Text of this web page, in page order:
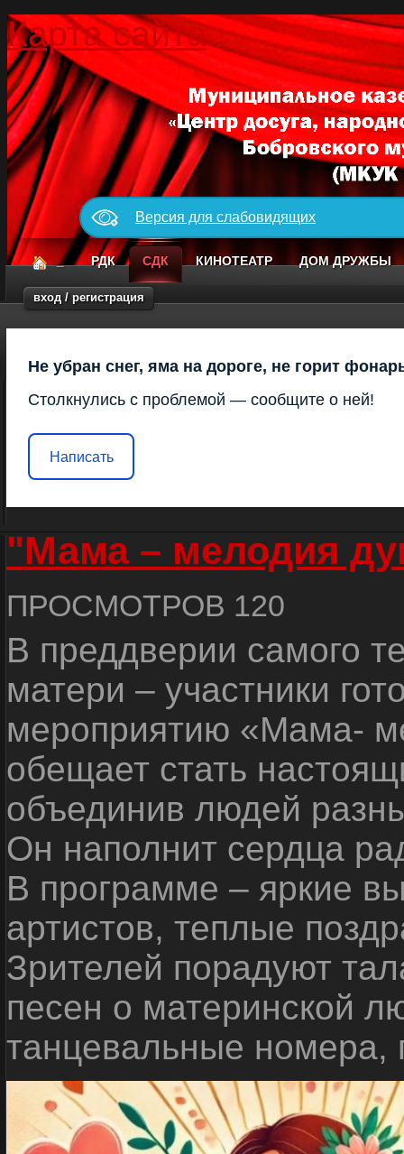
Карта сайта
Версия для слабовидящих
_ РДК СДК КИНОТЕАТР ДОМ ДРУЖБЫ
вход / регистрация
Не убран снег, яма на дороге, не горит
Столкнулись с проблемой — сообщите о ней!
Написать
"Мама – мелодия
ПРОСМОТРОВ 120
В преддверии самого
матери – участники
мероприятию «Мама-
обещает стать
объединив людей
Он наполнит сердца
В программе – яркие
артистов, теплые
Зрителей порадуют
песен о материнской
танцевальные номера,